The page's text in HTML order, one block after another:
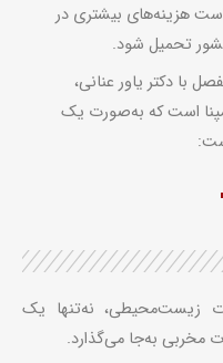
هزینه‌های بیشتری در
تحمیل شود.
با دکتر یاور عنانی،
است که به‌صورت یک
زیست‌محیطی، نه‌تنها یک
مخربی به‌جا می‌گذارد.